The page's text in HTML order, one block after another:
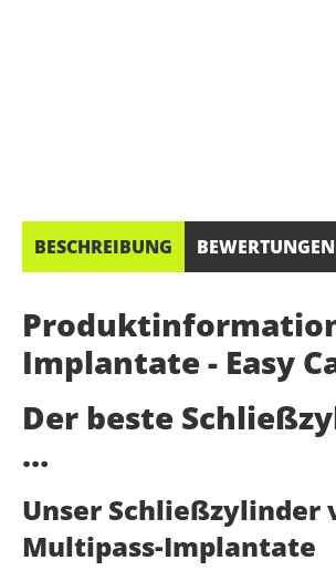
BESCHREIBUNG BEWERTUNGEN
Implantate - Easy
Der beste
…
Unser
Multipass-Implantate